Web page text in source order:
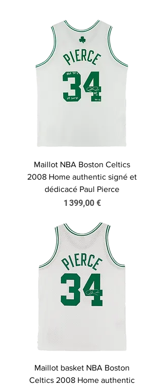
Maillot NBA Boston Celtics
2008 Home authentic signé et
dédicacé Paul Pierce
Prix
1 399,00 €
Maillot basket NBA Boston
Celtics 2008 Home authentic